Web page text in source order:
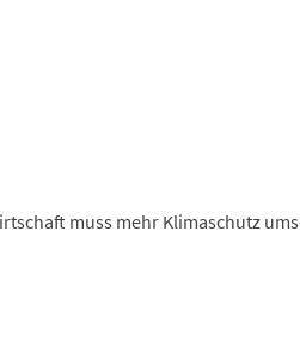
muss mehr Klimaschutz